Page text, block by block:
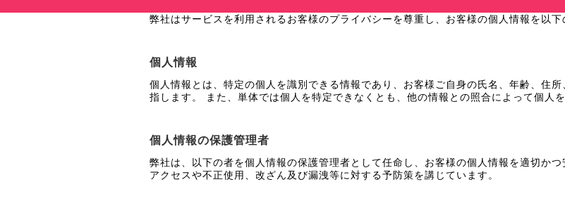
弊社はサービスを利用されるお客様のプライバシーを尊重し、お客様の個人情報を以
個人情報
個人情報とは、特定の個人を識別できる情報であり、お客様ご自身の氏名、年齢、住
指します。 また、単体では個人を特定できなくとも、他の情報との照合によって個人
個人情報の保護管理者
弊社は、以下の者を個人情報の保護管理者として任命し、お客様の個人情報を適切か
アクセスや不正使用、改ざん及び漏洩等に対する予防策を講じています。